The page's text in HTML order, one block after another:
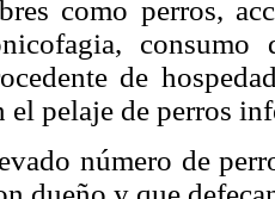
como perros,
consumo
de
el pelaje de perros
número de